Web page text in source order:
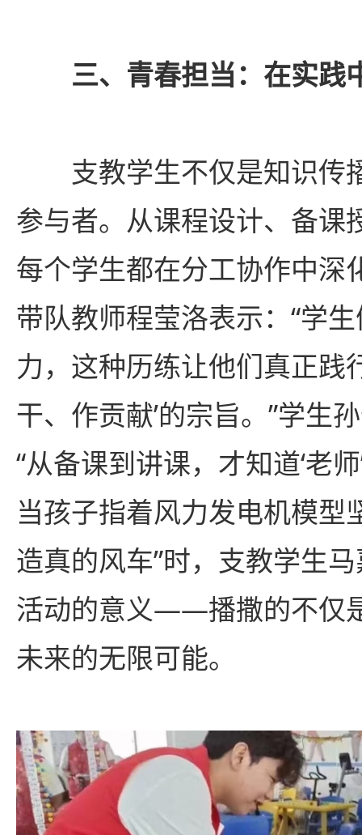
三、青春担当：在实践
支教学生不仅是知识传
参与者。从课程设计、备课
每个学生都在分工协作中深
带队教师程莹洛表示：“学
力，这种历练让他们真正践
干、作贡献’的宗旨。”学生
“从备课到讲课，才知道‘老
当孩子指着风力发电机模型
造真的风车”时，支教学生
活动的意义——播撒的不仅
未来的无限可能。